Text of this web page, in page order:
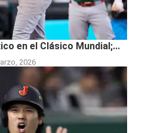
en el Clásico Mundial;...
2026